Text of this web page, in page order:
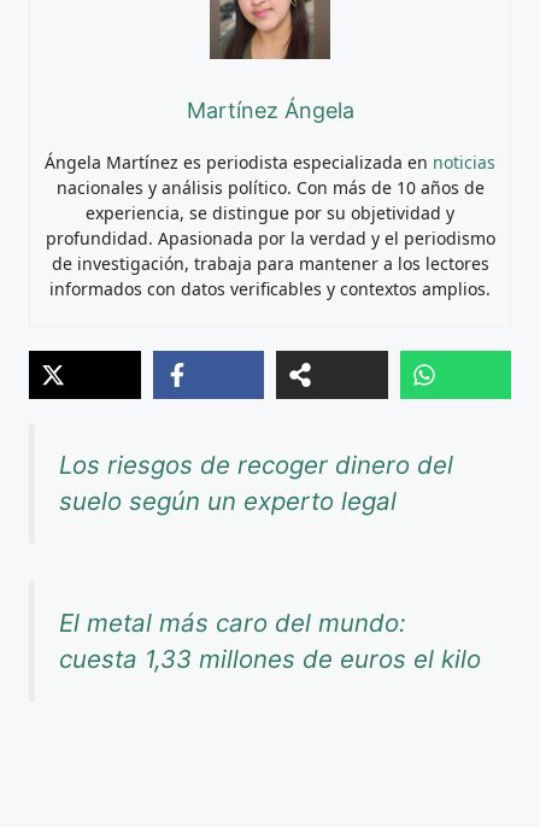
Martínez Ángela
Ángela Martínez es periodista especializada en noticias
nacionales y análisis político. Con más de 10 años de
experiencia, se distingue por su objetividad y
profundidad. Apasionada por la verdad y el periodismo
de investigación, trabaja para mantener a los lectores
informados con datos verificables y contextos amplios.
Los riesgos de recoger dinero del
suelo según un experto legal
El metal más caro del mundo:
cuesta 1,33 millones de euros el kilo